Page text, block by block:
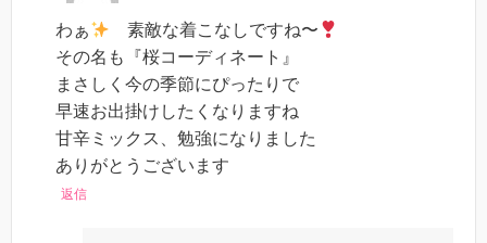
わぁ
素敵な着こなしですね〜
その名も『桜コーディネート』
まさしく今の季節にぴったりで
早速お出掛けしたくなりますね
甘辛ミックス、勉強になりました
ありがとうございます
返信